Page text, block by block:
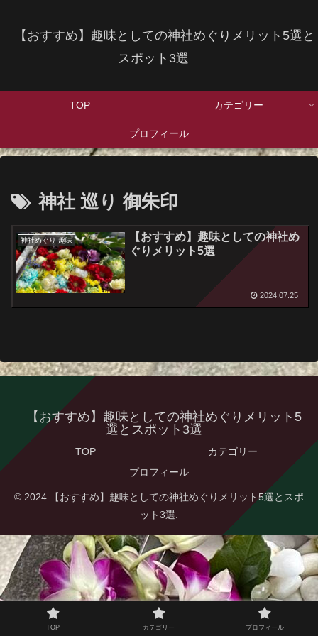
【おすすめ】趣味としての神社めぐりメリット5選と
スポット3選
TOP カテゴリー
プロフィール
神社 巡り 御朱印
神社めぐり 趣味
【おすすめ】趣味としての神社め
ぐりメリット5選
2024.07.25
【おすすめ】趣味としての神社めぐりメリット5
選とスポット3選
TOP
カテゴリー
プロフィール
© 2024 【おすすめ】趣味としての神社めぐりメリット5選とスポ
ット3選.
TOP カテゴリー プロフィール